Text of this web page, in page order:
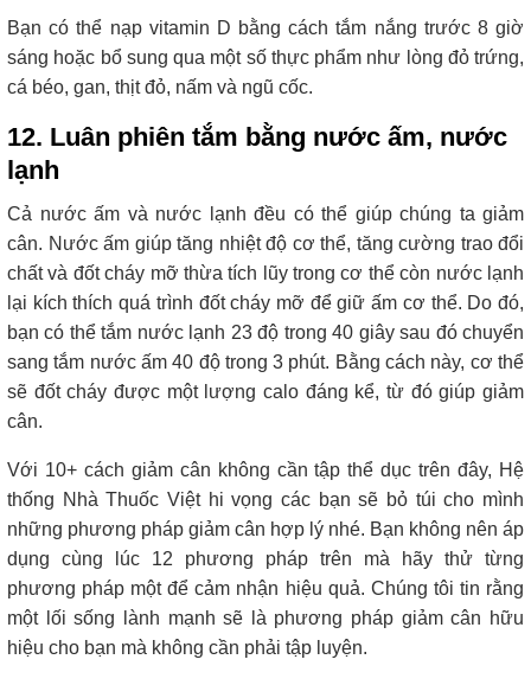
Bạn có thể nạp vitamin D bằng cách tắm nắng trước 8 giờ
sáng hoặc bổ sung qua một số thực phẩm như lòng đỏ trứng,
cá béo, gan, thịt đỏ, nấm và ngũ cốc.
12. Luân phiên tắm bằng nước ấm, nước
lạnh
Cả nước ấm và nước lạnh đều có thể giúp chúng ta giảm
cân. Nước ấm giúp tăng nhiệt độ cơ thể, tăng cường trao đổi
chất và đốt cháy mỡ thừa tích lũy trong cơ thể còn nước lạnh
lại kích thích quá trình đốt cháy mỡ để giữ ấm cơ thể. Do đó,
bạn có thể tắm nước lạnh 23 độ trong 40 giây sau đó chuyển
sang tắm nước ấm 40 độ trong 3 phút. Bằng cách này, cơ thể
sẽ đốt cháy được một lượng calo đáng kể, từ đó giúp giảm
cân.
Với 10+ cách giảm cân không cần tập thể dục trên đây, Hệ
thống Nhà Thuốc Việt hi vọng các bạn sẽ bỏ túi cho mình
những phương pháp giảm cân hợp lý nhé. Bạn không nên áp
dụng cùng lúc 12 phương pháp trên mà hãy thử từng
phương pháp một để cảm nhận hiệu quả. Chúng tôi tin rằng
một lối sống lành mạnh sẽ là phương pháp giảm cân hữu
hiệu cho bạn mà không cần phải tập luyện.